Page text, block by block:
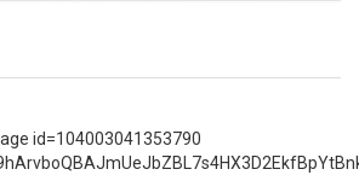
id=104003041353790